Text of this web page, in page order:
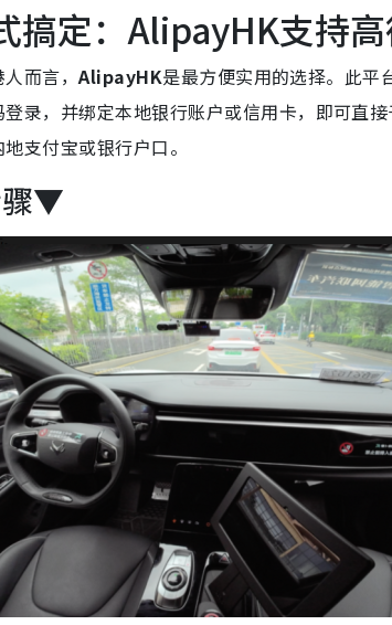
搞定：AlipayHK支持
人而言，AlipayHK是最方便实用的选择。此
登录，并绑定本地银行账户或信用卡，即可直
支付宝或银行户口。
▼